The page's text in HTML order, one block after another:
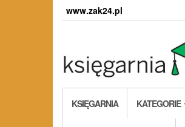
www.zak24.pl
KSIĘGARNIA KATEGORIE